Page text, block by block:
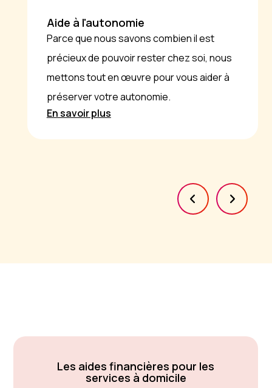
Aide à l'autonomie
Parce que nous savons combien il est
précieux de pouvoir rester chez soi, nous
mettons tout en œuvre pour vous aider à
préserver votre autonomie.
En savoir plus
Les aides financières pour les
services à domicile